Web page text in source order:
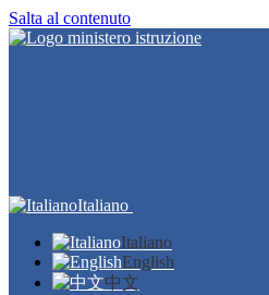
Salta al contenuto
Italiano
Italiano
English
中文